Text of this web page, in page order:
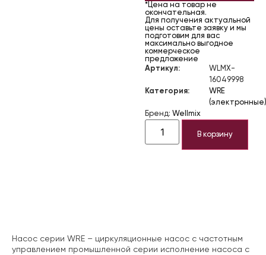
*Цена на товар не
окончательная.
Для получения актуальной
цены оставьте заявку и мы
подготовим для вас
максимально выгодное
коммерческое
предложение
Артикул:
WLMX-
16049998
Категория:
WRE
(электронные)
Бренд: Wellmix
В корзину
Насос серии WRE – циркуляционные насос с частотным
управлением промышленной серии исполнение насоса с